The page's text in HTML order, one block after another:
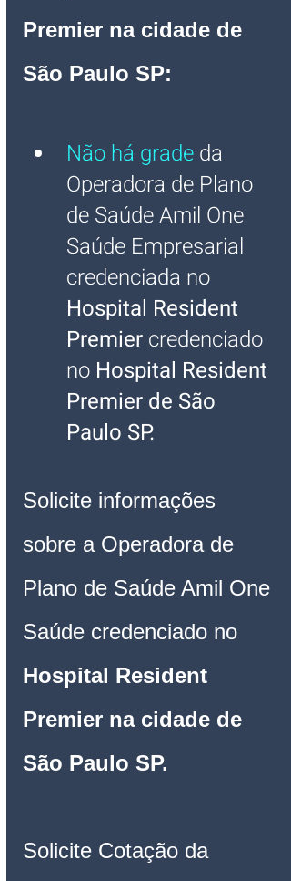
Premier na cidade de
São Paulo SP:
Não há grade da
Operadora de Plano
de Saúde Amil One
Saúde Empresarial
credenciada no
Hospital Resident
Premier credenciado
no Hospital Resident
Premier de São
Paulo SP.
Solicite informações
sobre a Operadora de
Plano de Saúde Amil One
Saúde credenciado no
Hospital Resident
Premier na cidade de
São Paulo SP.
Solicite Cotação da